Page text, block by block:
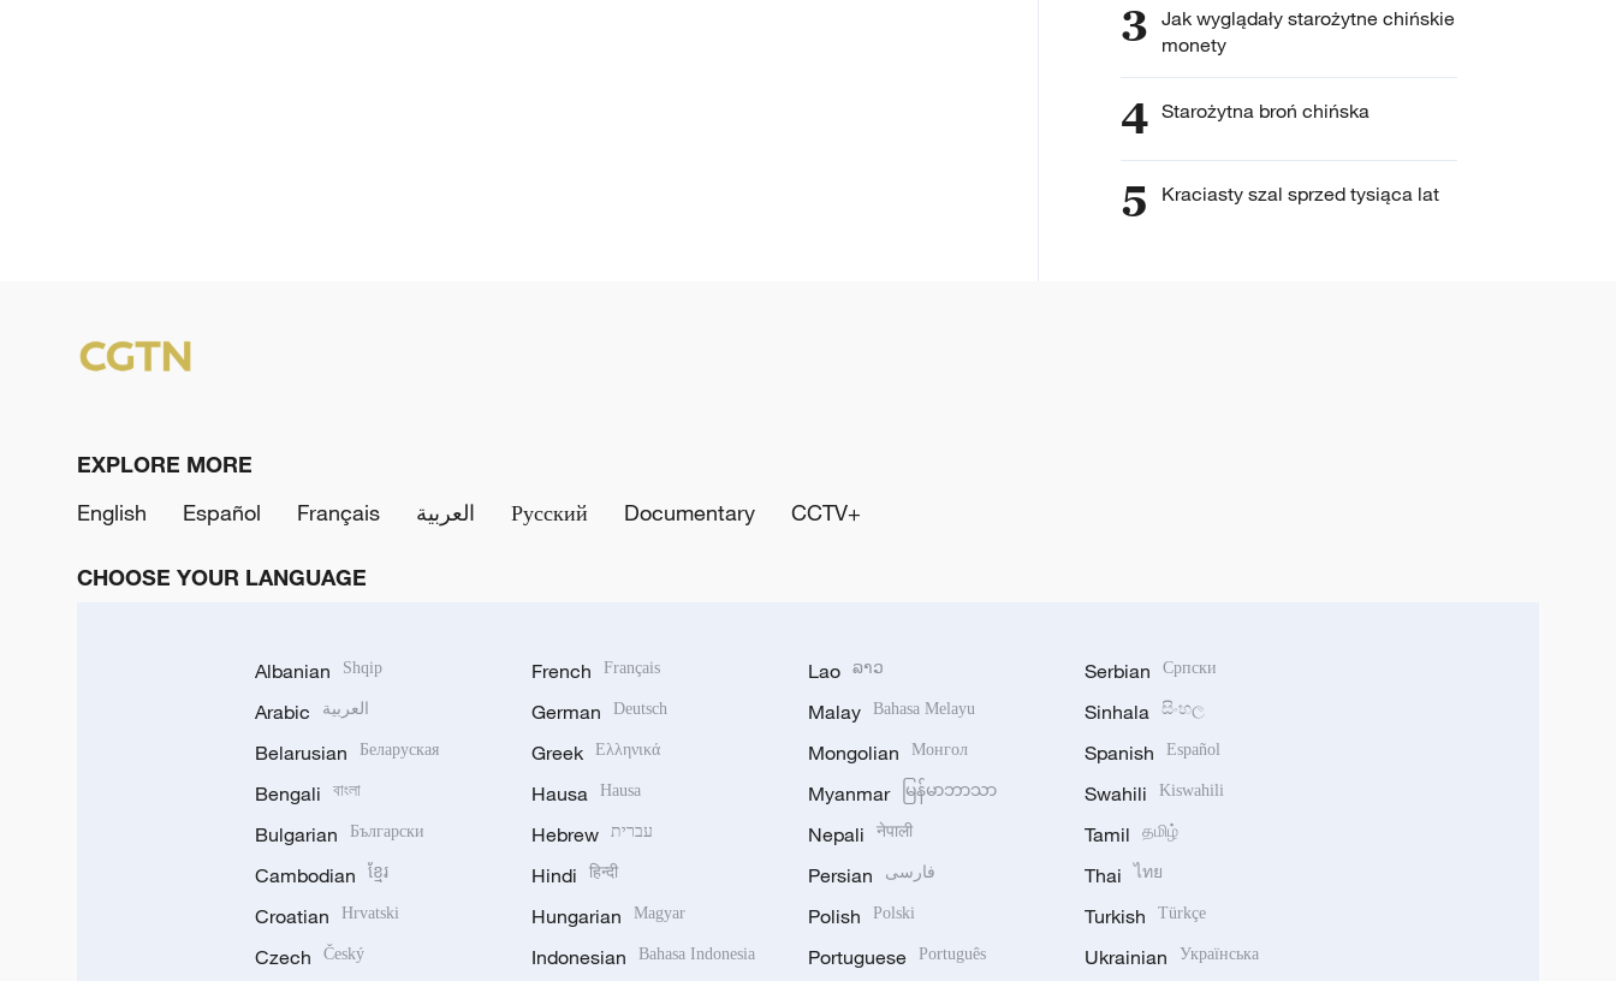
3 Jak wyglądały starożytne chińskie
monety
4 Starożytna broń chińska
5 Kraciasty szal sprzed tysiąca lat
EXPLORE MORE
English
Español Français العربية Русский Documentary CCTV+
CHOOSE YOUR LANGUAGE
Albanian Shqip
Arabic العربية
Belarusian Беларуская
Bengali বাংলা
Bulgarian Български
Cambodian ខ្មែរ
Croatian Hrvatski
Czech Český
French Français
German Deutsch
Greek Ελληνικά
Hausa Hausa
Hebrew עברית
Hindi हिन्दी
Hungarian Magyar
Indonesian Bahasa Indonesia
Lao ລາວ
Malay Bahasa Melayu
Mongolian Монгол
Myanmar မြန်မာဘာသာ
Nepali नेपाली
Persian فارسی
Polish Polski
Portuguese Português
Serbian Српски
Sinhala සිංහල
Spanish Español
Swahili Kiswahili
Tamil தமிழ்
Thai ไทย
Turkish Türkçe
Ukrainian Українська